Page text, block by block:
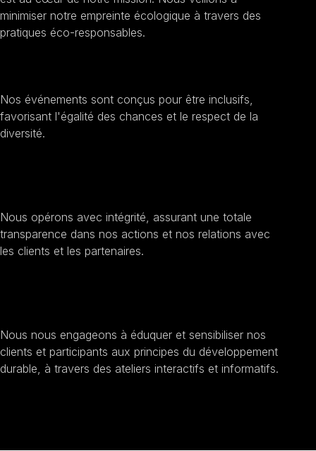
minimiser notre empreinte écologique à travers des
pratiques éco-responsables.
Nos événements sont conçus pour être inclusifs,
favorisant l'égalité des chances et le respect de la
diversité.
Nous opérons avec intégrité, assurant une totale
transparence dans nos actions et nos relations avec
les clients et les partenaires.
Nous nous engageons à éduquer et sensibiliser nos
clients et participants aux principes du développement
durable, à travers des ateliers interactifs et informatifs.